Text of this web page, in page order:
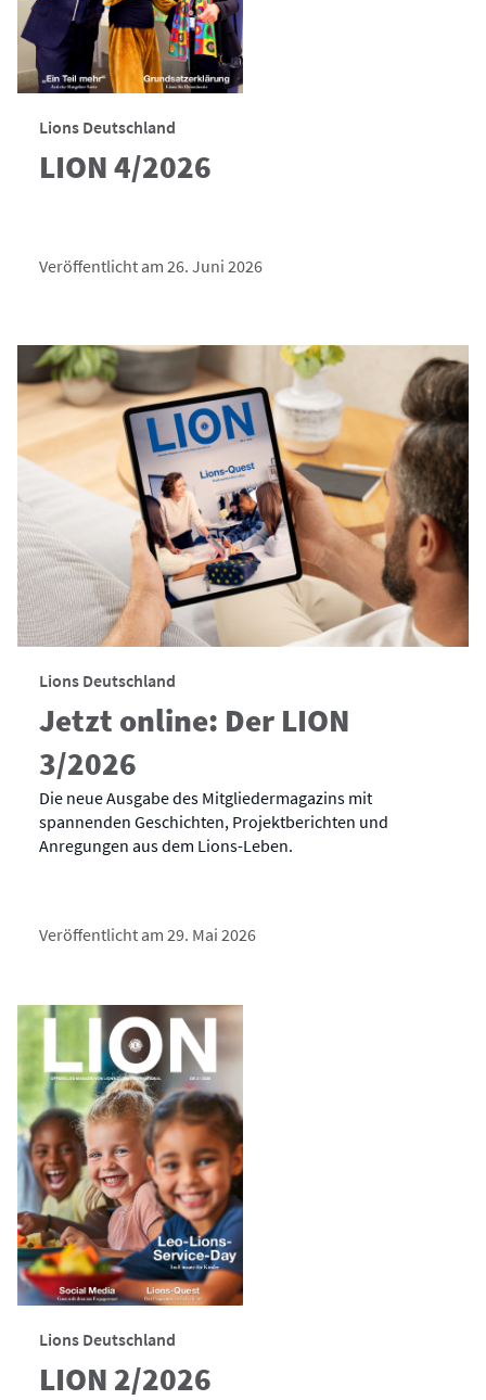
Lions Deutschland
LION 4/2026
Veröffentlicht am 26. Juni 2026
Lions Deutschland
Jetzt online: Der LION
3/2026
Die neue Ausgabe des Mitgliedermagazins mit
spannenden Geschichten, Projektberichten und
Anregungen aus dem Lions-Leben.
Veröffentlicht am 29. Mai 2026
Lions Deutschland
LION 2/2026